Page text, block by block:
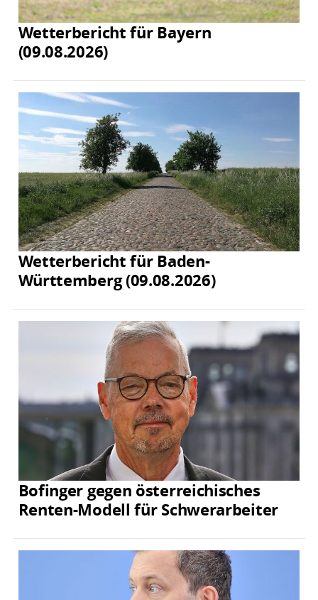
Wetterbericht für Bayern
(09.08.2026)
Wetterbericht für Baden-
Württemberg (09.08.2026)
Bofinger gegen österreichisches
Renten-Modell für Schwerarbeiter